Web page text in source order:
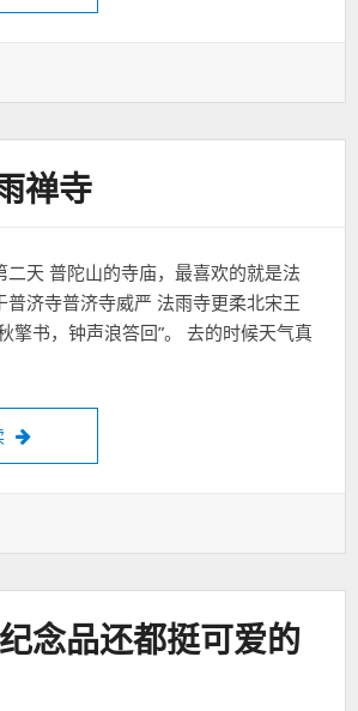
禅寺
二天 普陀山的寺庙，最喜欢的就是法
普济寺普济寺威严 法雨寺更柔北宋王
擎书，钟声浪答回”。 去的时候天气真
Day2.法雨禅寺
念品还都挺可爱的